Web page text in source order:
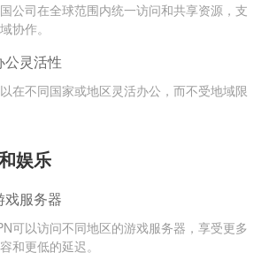
公司在全球范围内统一访问和共享资源，支
协作。
公灵活性
在不同国家或地区灵活办公，而不受地域限
娱乐
戏服务器
可以访问不同地区的游戏服务器，享受更多
和更低的延迟。